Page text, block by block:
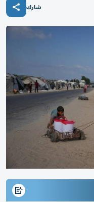
شارك